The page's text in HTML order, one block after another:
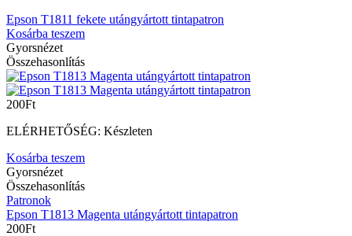
Epson T1811 fekete utángyártott tintapatron
Kosárba teszem
Gyorsnézet
Összehasonlítás
200Ft
ELÉRHETŐSÉG: Készleten
Kosárba teszem
Gyorsnézet
Összehasonlítás
Patronok
Epson T1813 Magenta utángyártott tintapatron
200Ft